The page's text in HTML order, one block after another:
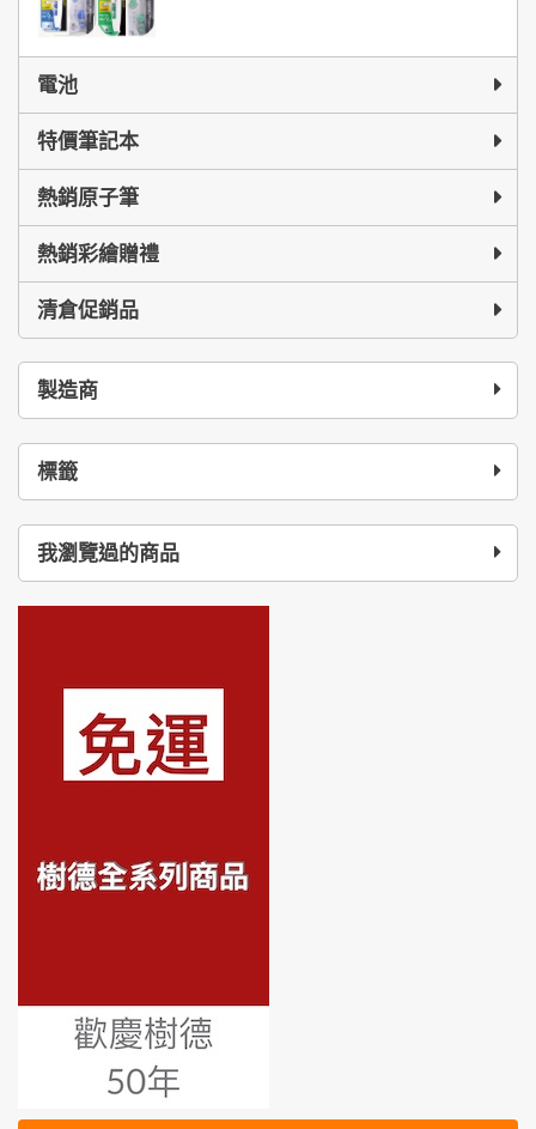
電池
特價筆記本
熱銷原子筆
熱銷彩繪贈禮
清倉促銷品
製造商
標籤
我瀏覽過的商品